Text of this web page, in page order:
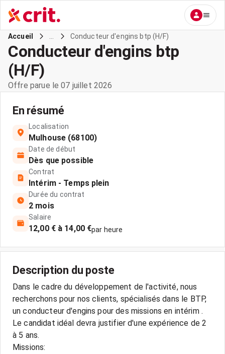
Accueil Conducteur d'engins btp (H/F)
Conducteur d'engins btp
(H/F)
Offre parue le 07 juillet 2026
En résumé
Localisation
Mulhouse (68100)
Date de début
Dès que possible
Contrat
Intérim - Temps plein
Durée du contrat
2 mois
Salaire
12,00 € à 14,00 €par heure
Description du poste
Dans le cadre du développement de l'activité, nous
recherchons pour nos clients, spécialisés dans le BTP,
un conducteur d'engins pour des missions en intérim .
Le candidat idéal devra justifier d'une expérience de 2
à 5 ans.
Missions: